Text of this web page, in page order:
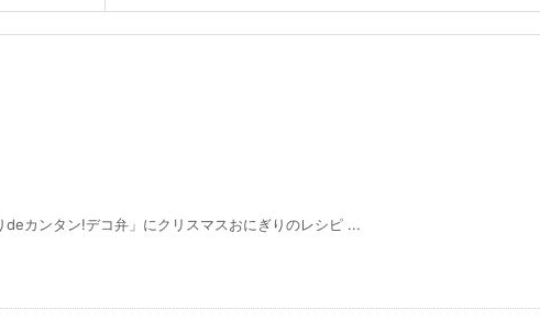
deカンタン!デコ弁」にクリスマスおにぎりのレシピ ...